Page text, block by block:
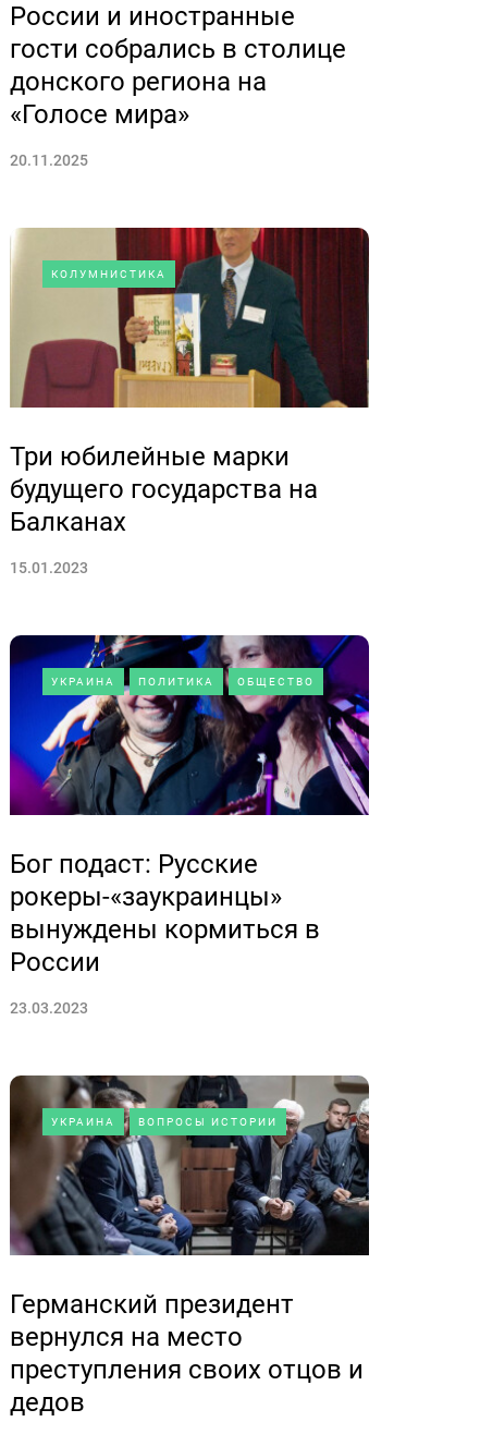
России и иностранные
гости собрались в столице
донского региона на
«Голосе мира»
20.11.2025
КОЛУМНИСТИКА
Три юбилейные марки
будущего государства на
Балканах
15.01.2023
УКРАИНА ПОЛИТИКА ОБЩЕСТВО
Бог подаст: Русские
рокеры-«заукраинцы»
вынуждены кормиться в
России
23.03.2023
УКРАИНА ВОПРОСЫ ИСТОРИИ
Германский президент
вернулся на место
преступления своих отцов и
дедов